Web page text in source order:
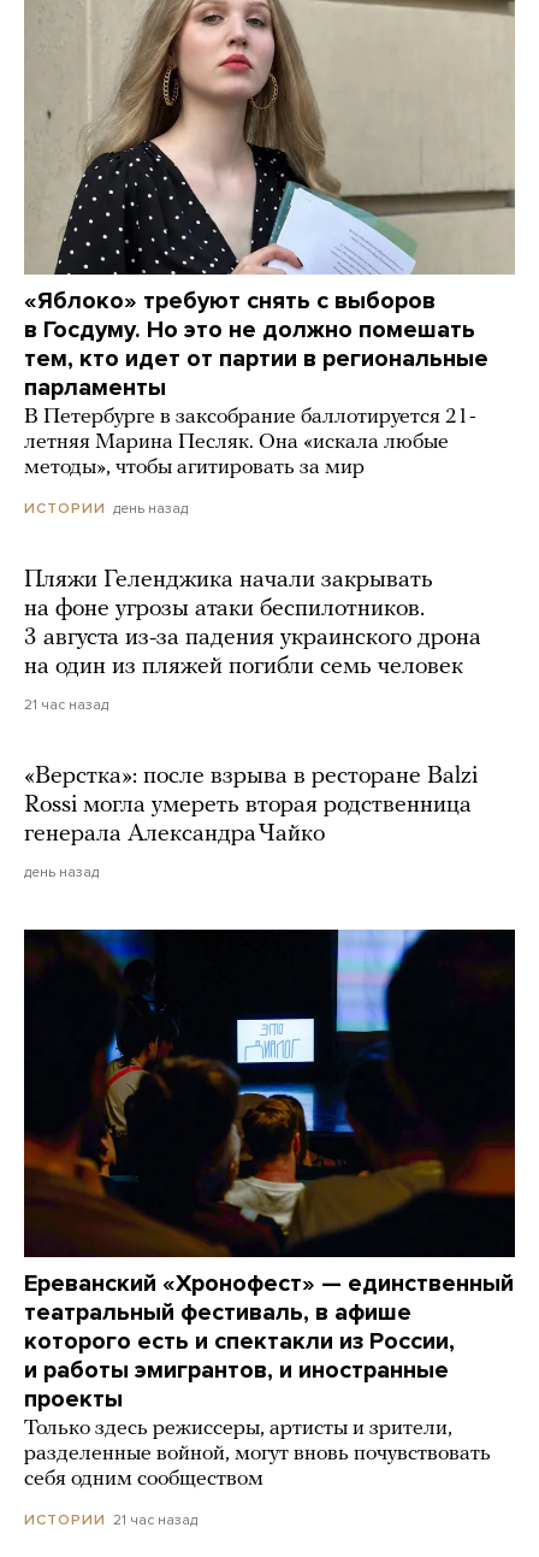
«Яблоко» требуют снять с выборов
в Госдуму. Но это не должно помешать
тем, кто идет от партии в региональные
парламенты
В Петербурге в заксобрание баллотируется 21-
летняя Марина Песляк. Она «искала любые
методы», чтобы агитировать за мир
ИСТОРИИ день назад
Пляжи Геленджика начали закрывать
на фоне угрозы атаки беспилотников.
3 августа из-за падения украинского дрона
на один из пляжей погибли семь человек
21 час назад
«Верстка»: после взрыва в ресторане Balzi
Rossi могла умереть вторая родственница
генерала Александра Чайко
день назад
Ереванский «Хронофест» — единственный
театральный фестиваль, в афише
которого есть и спектакли из России,
и работы эмигрантов, и иностранные
проекты
Только здесь режиссеры, артисты и зрители,
разделенные войной, могут вновь почувствовать
себя одним сообществом
ИСТОРИИ 21 час назад